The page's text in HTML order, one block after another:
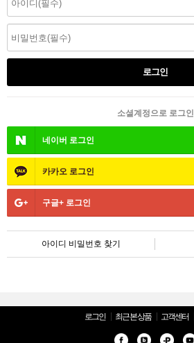
소셜계정으로 로그인
네이버 로그인
카카오 로그인
구글+ 로그인
아이디 비밀번호 찾기
로그인 최근 본 상품 고객센터